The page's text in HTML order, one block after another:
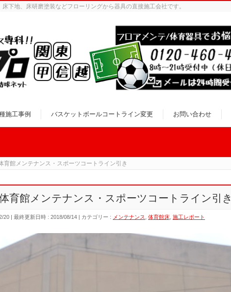
下地、床研磨塗装などフローリングから器具の直接施工会社です。
施工事例 バスケットボールコートライン変更 お問い合わせ
育館メンテナンス・スポーツコートライン引き
育館メンテナンス・スポーツコートライン引き
20 最終更新日時 : 2018/08/14 カテゴリー : メンテナンス 体育館床 施工レポート